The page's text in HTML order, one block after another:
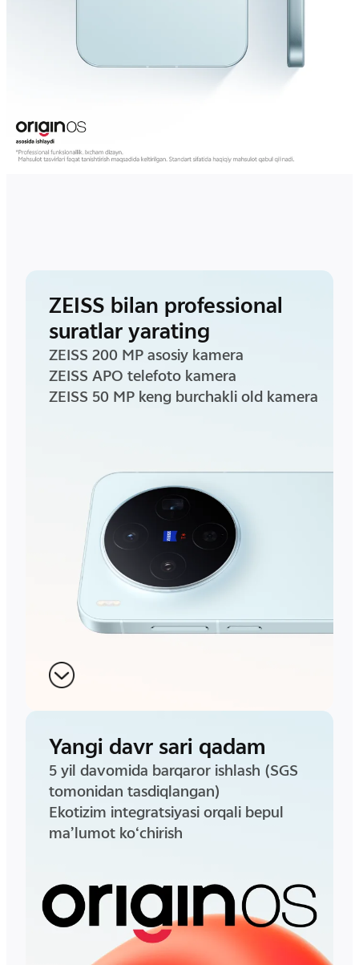
ZEISS bilan professional
suratlar yarating
ZEISS 200 MP asosiy kamera
ZEISS APO telefoto kamera
ZEISS 50 MP keng burchakli old kamera
Yangi davr sari qadam
5 yil davomida barqaror ishlash (SGS
tomonidan tasdiqlangan)
Ekotizim integratsiyasi orqali bepul
ma’lumot ko‘chirish